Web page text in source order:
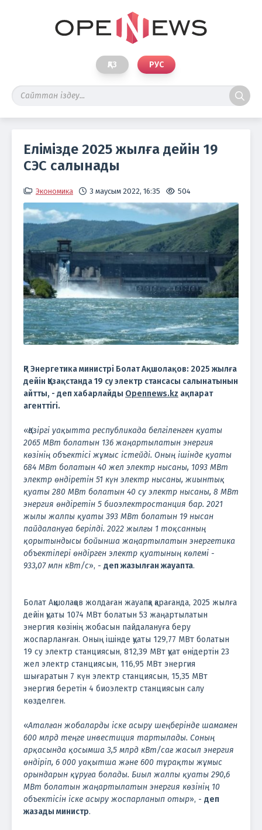
ҚАЗ РУС
Елімізде 2025 жылға дейін 19
СЭС салынады
Экономика 3 маусым 2022, 16:35 504
ҚР Энергетика министрі Болат Ақшолақов: 2025 жылға
дейін Қазақстанда 19 су электр стансасы салынатынын
айтты, - деп хабарлайды Opennews.kz ақпарат
агенттігі.
«Қазіргі уақытта республикада белгіленген қуаты
2065 МВт болатын 136 жаңартылатын энергия
көзінің объектісі жұмыс істейді. Оның ішінде қуаты
684 МВт болатын 40 жел электр нысаны, 1093 МВт
электр өндіретін 51 күн электр нысаны, жиынтық
қуаты 280 МВт болатын 40 су электр нысаны, 8 МВт
энергия өндіретін 5 биоэлектростанция бар. 2021
жылы жалпы қуаты 393 МВт болатын 19 нысан
пайдалануға берілді. 2022 жылғы 1 тоқсанның
қорытындысы бойынша жаңартылатын энергетика
объектілері өндірген электр қуатының көлемі -
933,07 млн кВт/с», - деп жазылған жауапта.
Болат Ақшолақов жолдаған жауапқа қарағанда, 2025 жылға
дейін қуаты 1074 МВт болатын 53 жаңартылатын
энергия көзінің жобасын пайдалануға беру
жоспарланған. Оның ішінде қуаты 129,77 МВт болатын
19 су электр станциясын, 812,39 МВт қуат өнідертін 23
жел электр станциясын, 116,95 МВт энергия
шығаратын 7 күн электр станциясын, 15,35 МВт
энергия беретін 4 биоэлектр станциясын салу
көзделген.
«Аталған жобаларды іске асыру шеңберінде шамамен
600 млрд теңге инвестиция тартылады. Соның
арқасында қосымша 3,5 млрд кВт/сағ жасыл энергия
өндіріп, 6 000 уақытша және 600 тұрақты жұмыс
орындарын құруға болады. Биыл жалпы қуаты 290,6
МВт болатын жаңартылатын энергия көзінің 10
объектісін іске асыру жоспарланып отыр», - деп
жазады министр.